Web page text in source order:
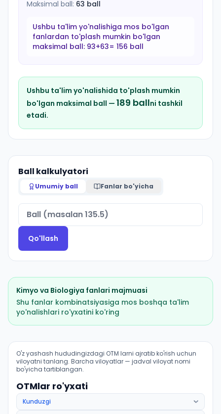
Maksimal ball: 63 ball
Ushbu ta'lim yo'nalishiga mos bo'lgan
fanlardan to'plash mumkin bo'lgan
maksimal ball: 93+63= 156 ball
Ushbu ta'lim yo'nalishida to'plash mumkin
bo'lgan maksimal ball — 189 ballni tashkil
etadi.
Ball kalkulyatori
Umumiy ball Fanlar bo'yicha
Qo'llash
Kimyo va Biologiya fanlari majmuasi
Shu fanlar kombinatsiyasiga mos boshqa ta'lim
yo'nalishlari ro'yxatini ko'ring
Fundamental tibbiyot (Uchqoʻrgʻon tumani): OTM
O'z yashash hududingizdagi OTM larni ajratib ko'rish uchun
viloyatni tanlang. Barcha viloyatlar — jadval viloyat nomi
bo'yicha tartiblangan.
OTMlar ro'yxati